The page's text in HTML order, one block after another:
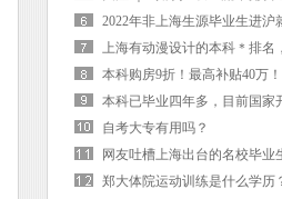
那些政策福利
2022年非上海生源毕业生进沪
请上海户籍相关事宜的通知
上海有动漫设计的本科＊排名
高校动画排名
本科购房9折！最高补贴40万
上免社保！江门人才快看...
本科已毕业四年多，目前国家
学第二学历正在进行中，24年
业，在这期间可以考全日制研
吗？
自考大专有用吗？
网友吐槽上海出台的名校毕业
政策，古人面对人才时却这样
郑大体院运动训练是什么学历